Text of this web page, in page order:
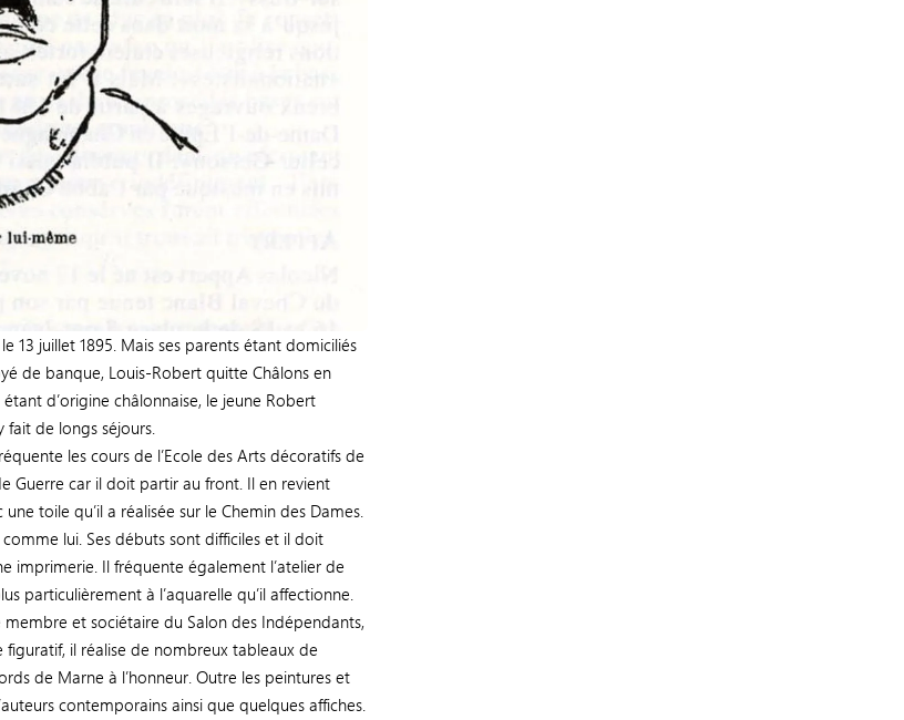
13 juillet 1895. Mais ses parents étant domiciliés
de banque, Louis-Robert quitte Châlons en
d’origine châlonnaise, le jeune Robert
fait de longs séjours.
les cours de l’Ecole des Arts décoratifs de
Guerre car il doit partir au front. Il en revient
toile qu’il a réalisée sur le Chemin des Dames.
lui. Ses débuts sont difficiles et il doit
imprimerie. Il fréquente également l’atelier de
particulièrement à l’aquarelle qu’il affectionne.
et sociétaire du Salon des Indépendants,
figuratif, il réalise de nombreux tableaux de
de Marne à l’honneur. Outre les peintures et
contemporains ainsi que quelques affiches.